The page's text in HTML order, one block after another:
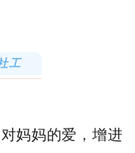
工
妈妈的爱，增进